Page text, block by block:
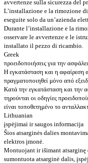
avvertenze sulla sicurezza del
L’installazione e la rimozione
eseguite solo da un’azienda
Durante l’installazione e la
osservare le avvertenze e le
installato il pezzo di ricambio.
Greek
προειδοποιήσεις για την
Η εγκατάσταση και η αφαίρεση
πραγματοποιηθεί μόνο από
Κατά την εγκατάσταση και την
τηρούνται οι οδηγίες
είναι τοποθετημένο το
Lithuanian
įspėjimai ir saugos informacija
Šios atsarginės dalies
elektros įmonė.
Montuojant ir išimant
sumontuota atsarginė dalis,